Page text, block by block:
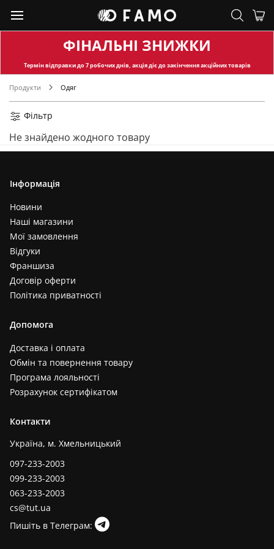
ФІНАЛЬНІ ЗНИЖКИ
Термін відправкидо 7 робочих днів, акція діє до закінчення акційних товарів
Продукти Одяг
Фільтр
Не знайдено жодного товару
Інформація
Новини
Наші магазини
Мої замовлення
Відгуки
Франшиза
Договір оферти
Політика приватності
Допомога
Доставка і оплата
Обмін та повернення товару
Програма лояльності
Розрахунок сертифікатом
Контакти
Україна, м. Хмельницький
097-233-2003
099-233-2003
063-233-2003
cs@tut.ua
Пишіть в Телеграм: